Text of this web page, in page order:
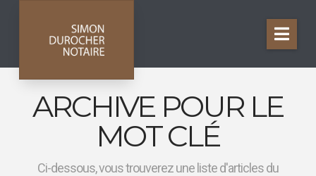
ARCHIVE POUR LE
MOT CLÉ
Ci-dessous, vous trouverez une liste d'articles du